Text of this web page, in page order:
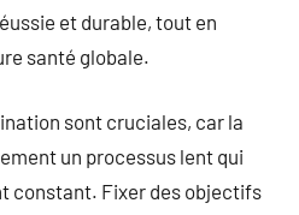
et durable, tout en
santé globale.
sont cruciales, car la
un processus lent qui
constant. Fixer des objectifs